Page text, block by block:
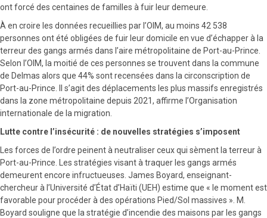
ont forcé des centaines de familles à fuir leur demeure.
À en croire les données recueillies par l’OIM, au moins 42 538
personnes ont été obligées de fuir leur domicile en vue d’échapper à la
terreur des gangs armés dans l’aire métropolitaine de Port-au-Prince.
Selon l’OIM, la moitié de ces personnes se trouvent dans la commune
de Delmas alors que 44% sont recensées dans la circonscription de
Port-au-Prince. Il s’agit des déplacements les plus massifs enregistrés
dans la zone métropolitaine depuis 2021, affirme l’Organisation
internationale de la migration.
Lutte contre l’insécurité : de nouvelles stratégies s’imposent
Les forces de l’ordre peinent à neutraliser ceux qui sèment la terreur à
Port-au-Prince. Les stratégies visant à traquer les gangs armés
demeurent encore infructueuses. James Boyard, enseignant-
chercheur à l’Université d’État d’Haïti (UEH) estime que « le moment est
favorable pour procéder à des opérations Pied/Sol massives ». M.
Boyard souligne que la stratégie d’incendie des maisons par les gangs